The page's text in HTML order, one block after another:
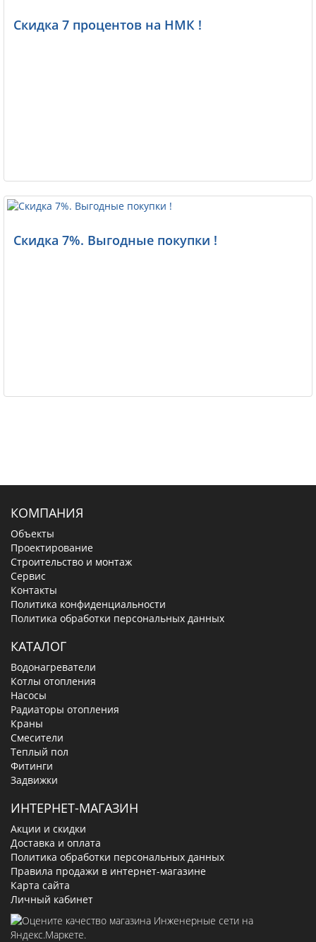
Скидка 7 процентов на НМК !
Скидка 7%. Выгодные покупки !
КОМПАНИЯ
Объекты
Проектирование
Строительство и монтаж
Сервис
Контакты
Политика конфиденциальности
Политика обработки персональных данных
КАТАЛОГ
Водонагреватели
Котлы отопления
Насосы
Радиаторы отопления
Краны
Смесители
Теплый пол
Фитинги
Задвижки
ИНТЕРНЕТ-МАГАЗИН
Акции и скидки
Доставка и оплата
Политика обработки персональных данных
Правила продажи в интернет-магазине
Карта сайта
Личный кабинет